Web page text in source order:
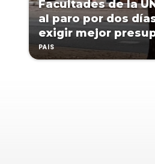
Facultades de la
al paro por dos
exigir mejor
PAÍS